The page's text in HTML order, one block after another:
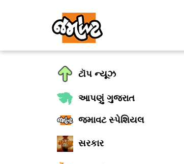
ટૉપ ન્યૂઝ
આપણું ગુજરાત
જમાવટ સ્પેશિયલ
સરકાર